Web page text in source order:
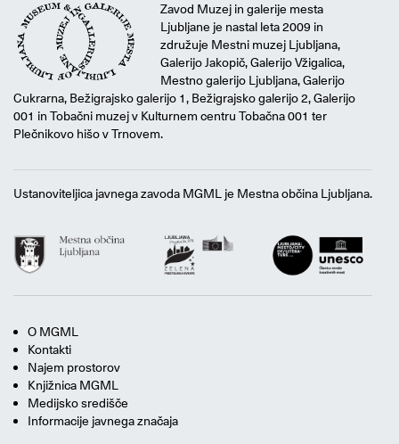
Zavod Muzej in galerije mesta
Ljubljane je nastal leta 2009 in
združuje Mestni muzej Ljubljana,
Galerijo Jakopič, Galerijo Vžigalica,
Mestno galerijo Ljubljana, Galerijo
Cukrarna, Bežigrajsko galerijo 1, Bežigrajsko galerijo 2, Galerijo
001 in Tobačni muzej v Kulturnem centru Tobačna 001 ter
Plečnikovo hišo v Trnovem.
Ustanoviteljica javnega zavoda MGML je Mestna občina Ljubljana.
O MGML
Kontakti
Najem prostorov
Knjižnica MGML
Medijsko središče
Informacije javnega značaja